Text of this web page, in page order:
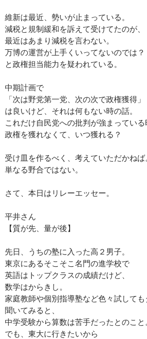
維新は最近、勢いが止まっている。
減税と規制緩和を訴えて受けてたのが、
最近はあまり減税を言わない。
万博の運営が上手くいってないのでは？
と政権担当能力を疑われている。
中期計画で
「次は野党第一党、次の次で政権獲得」
は良いけど、それは何もない時の話。
これだけ自民党への批判が強まっている
政権を獲れなくて、いつ獲れる？
受け皿を作るべく、考えていただかねば
単なる野合ではない。
さて、本日はリレーエッセー。
平井さん
【質が先、量が後】
先日、うちの塾に入った高２男子。
東京にあるそこそこ名門の進学校で
英語はトップクラスの成績だけど、
数学はからきし。
家庭教師や個別指導塾など色々試しても
聞いてみると、
中学受験から算数は苦手だったとのこと
でも、東大に行きたいから